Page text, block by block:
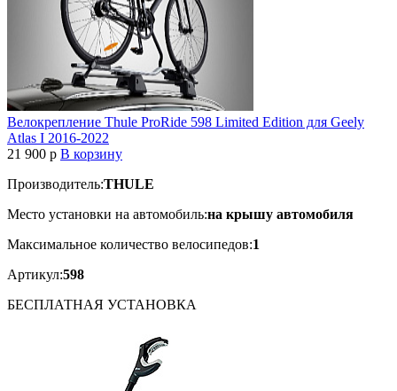
Велокрепление Thule ProRide 598 Limited Edition для Geely
Atlas I 2016-2022
21 900 p В корзину
Производитель:THULE
Место установки на автомобиль:на крышу автомобиля
Максимальное количество велосипедов:1
Артикул:598
БЕСПЛАТНАЯ УСТАНОВКА